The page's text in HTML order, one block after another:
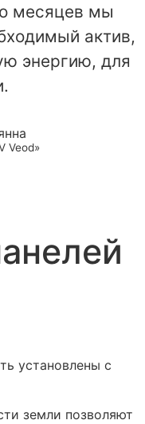
месяцев мы
актив,
энергию, для
Veod»
установлены с
земли позволяют